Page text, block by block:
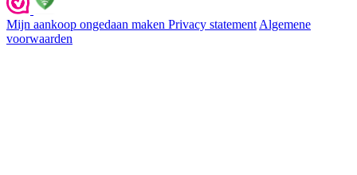
Mijn aankoop ongedaan maken Privacy statement Algemene
voorwaarden